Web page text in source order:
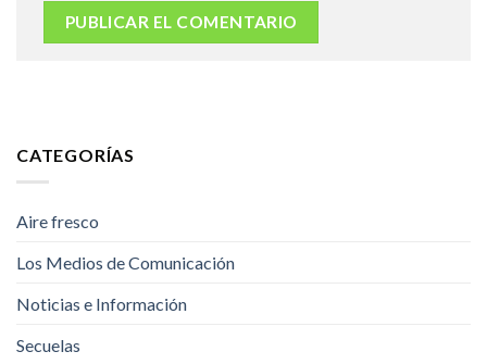
CATEGORÍAS
Aire fresco
Los Medios de Comunicación
Noticias e Información
Secuelas